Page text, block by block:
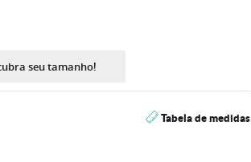
seu tamanho!
Tabela de medidas